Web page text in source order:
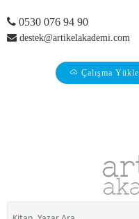
0530 076 94 90
destek@artikelakademi.com
Çalışma Yükle